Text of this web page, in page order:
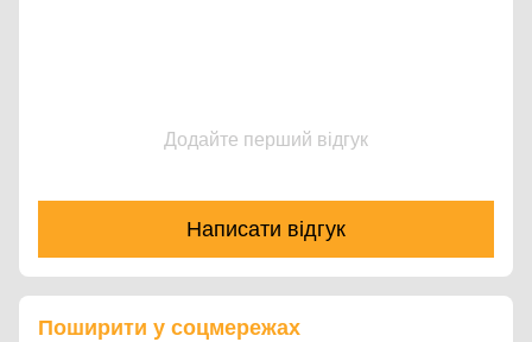
Додайте перший відгук
Написати відгук
Поширити у соцмережах